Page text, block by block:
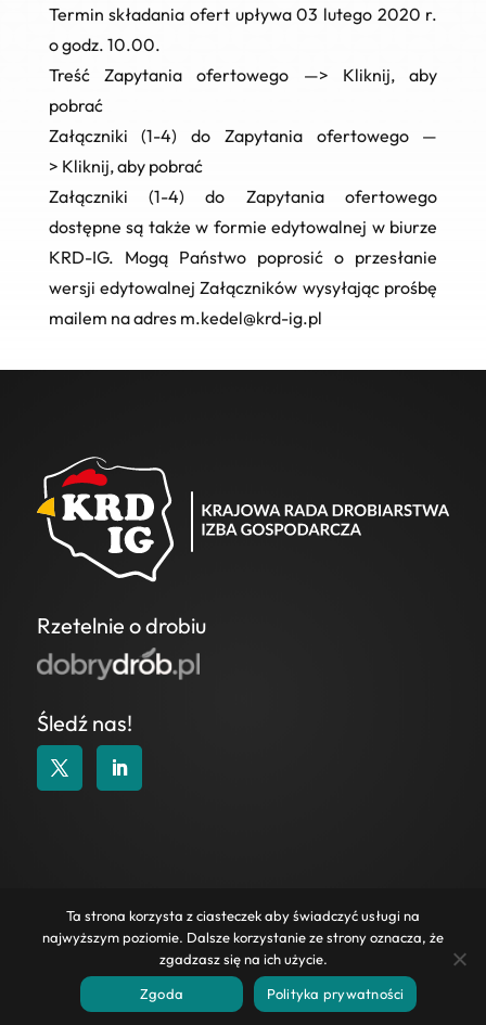
Termin składania ofert upływa03 lutego 2020 r.
o godz. 10.00.
Treść Zapytania ofertowego —> Kliknij, aby
pobrać
Załączniki (1-4) do Zapytania ofertowego —
> Kliknij, aby pobrać
Załączniki (1-4) do Zapytania ofertowego
dostępne są także w formie edytowalnej w biurze
KRD-IG. Mogą Państwo poprosić o przesłanie
wersji edytowalnej Załączników wysyłając prośbę
mailem na adres m.kedel@krd-ig.pl
Rzetelnie o drobiu
Śledź nas!
KONTAKT POLITYKA COOKIES |
POLITYKA
PRYWATNOŚCI|WAŻNE LINKI|ZAPYTANIA
OFERTOWE
2025 Wszelkie prawa zastrzeżone.
Ta strona korzysta z ciasteczek aby świadczyć usługi na
najwyższym poziomie. Dalsze korzystanie ze strony oznacza, że
zgadzasz się na ich użycie.
Zgoda
Polityka prywatności